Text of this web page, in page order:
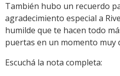
También hubo un recuerdo
agradecimiento especial a
humilde que te hacen todo
puertas en un momento muy
Escuchá la nota completa: